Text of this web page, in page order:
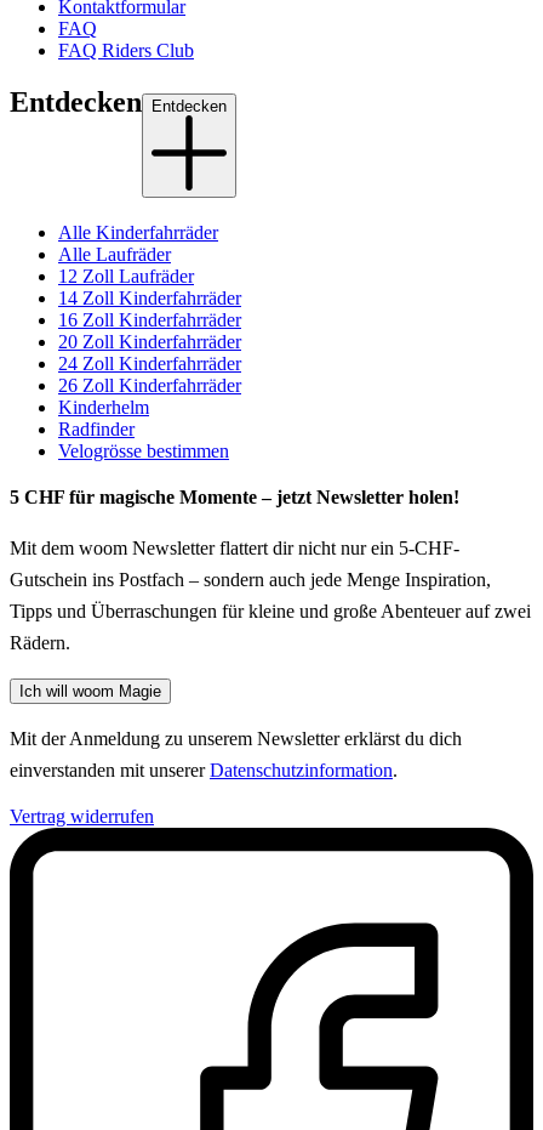
Kontaktformular
FAQ
FAQ Riders Club
Entdecken Entdecken
Alle Kinderfahrräder
Alle Laufräder
12 Zoll Laufräder
14 Zoll Kinderfahrräder
16 Zoll Kinderfahrräder
20 Zoll Kinderfahrräder
24 Zoll Kinderfahrräder
26 Zoll Kinderfahrräder
Kinderhelm
Radfinder
Velogrösse bestimmen
5 CHF für magische Momente – jetzt Newsletter holen!
Mit dem woom Newsletter flattert dir nicht nur ein 5-CHF-
Gutschein ins Postfach – sondern auch jede Menge Inspiration,
Tipps und Überraschungen für kleine und große Abenteuer auf zwei
Rädern.
Ich will woom Magie
Mit der Anmeldung zu unserem Newsletter erklärst du dich
einverstanden mit unsererDatenschutzinformation.
Vertrag widerrufen